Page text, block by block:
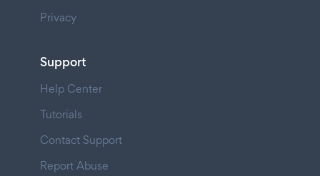
Privacy
Support
Help Center
Tutorials
Contact Support
Report Abuse